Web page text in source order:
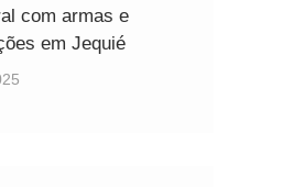
com armas e
em Jequié